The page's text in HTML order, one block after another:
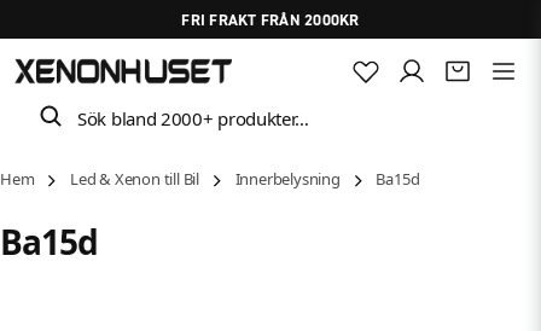
FRI FRAKT FRÅN 2000KR
Sök bland 2000+ produkter…
Hem Led & Xenon till Bil Innerbelysning Ba15d
Ba15d